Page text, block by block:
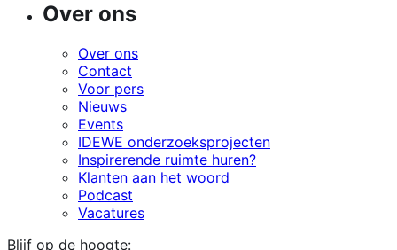
Over ons
Over ons
Contact
Voor pers
Nieuws
Events
IDEWE onderzoeksprojecten
Inspirerende ruimte huren?
Klanten aan het woord
Podcast
Vacatures
Blijf op de hoogte: